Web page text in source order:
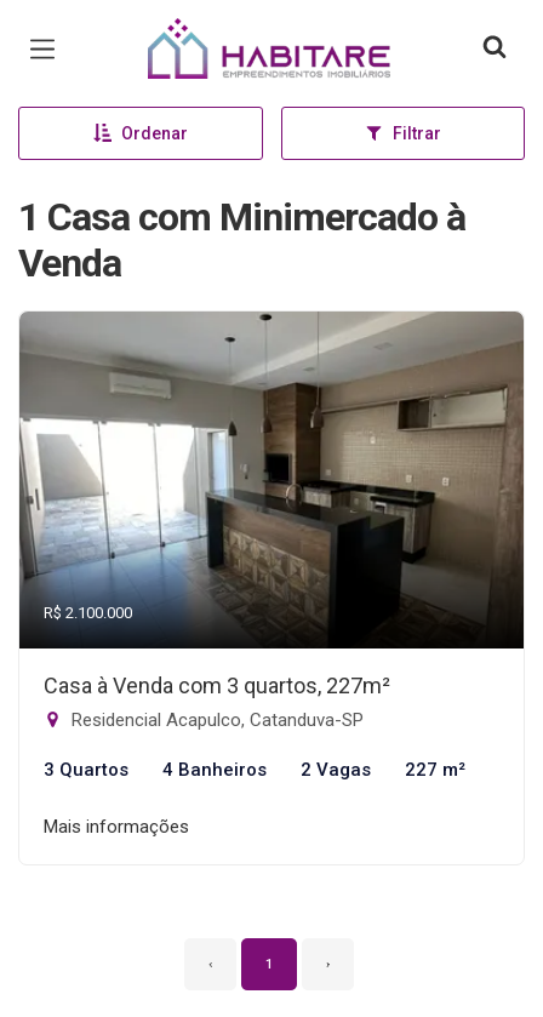
Página inicial
Ordenar Filtrar
1 Casa com Minimercado à
Venda
R$ 2.100.000
Casa à Venda com 3 quartos, 227m²
Residencial Acapulco, Catanduva-SP
3 Quartos 4 Banheiros 2 Vagas 227 m²
Mais informações
‹ 1 ›